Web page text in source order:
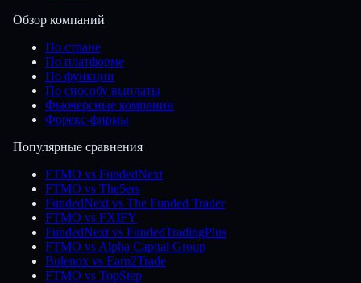
Обзор компаний
По стране
По платформе
По функции
По способу выплаты
Фьючерсные компании
Форекс-фирмы
Популярные сравнения
FTMO vs FundedNext
FTMO vs The5ers
FundedNext vs The Funded Trader
FTMO vs FXIFY
FundedNext vs FundedTradingPlus
FTMO vs Alpha Capital Group
Bulenox vs Earn2Trade
FTMO vs TopStep